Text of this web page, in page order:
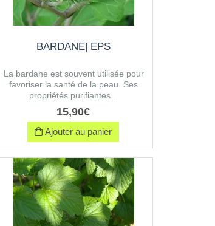
BARDANE| EPS
La bardane est souvent utilisée pour
favoriser la santé de la peau. Ses
propriétés purifiantes...
15,90€
Ajouter au panier